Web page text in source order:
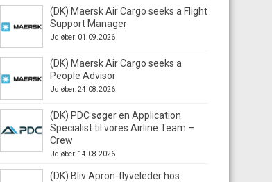
(DK) Maersk Air Cargo seeks a Flight
Support Manager
Udløber: 01.09.2026
(DK) Maersk Air Cargo seeks a
People Advisor
Udløber: 24.08.2026
(DK) PDC søger en Application
Specialist til vores Airline Team –
Crew
Udløber: 14.08.2026
(DK) Bliv Apron-flyveleder hos